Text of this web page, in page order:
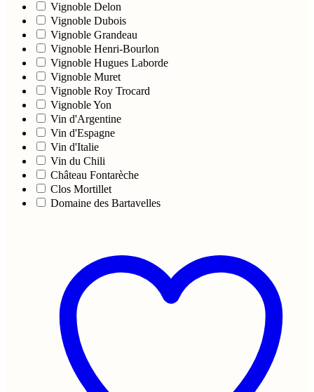
Vignoble Delon
Vignoble Dubois
Vignoble Grandeau
Vignoble Henri-Bourlon
Vignoble Hugues Laborde
Vignoble Muret
Vignoble Roy Trocard
Vignoble Yon
Vin d'Argentine
Vin d'Espagne
Vin d'Italie
Vin du Chili
Château Fontarèche
Clos Mortillet
Domaine des Bartavelles